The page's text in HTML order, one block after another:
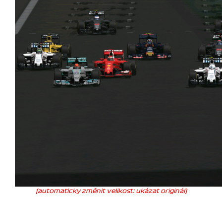
(automaticky změnit velikost: ukázat originál)